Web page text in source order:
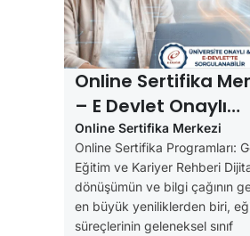
İlginizi